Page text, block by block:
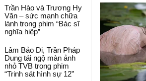
Trần Hào và Trương Hy
Văn – sức mạnh chữa
lành trong phim “Bác sĩ
nghĩa hiệp”
Lâm Bảo Di, Trần Pháp
Dung tái ngộ màn ảnh
nhỏ TVB trong phim
“Trinh sát hình sự 12”